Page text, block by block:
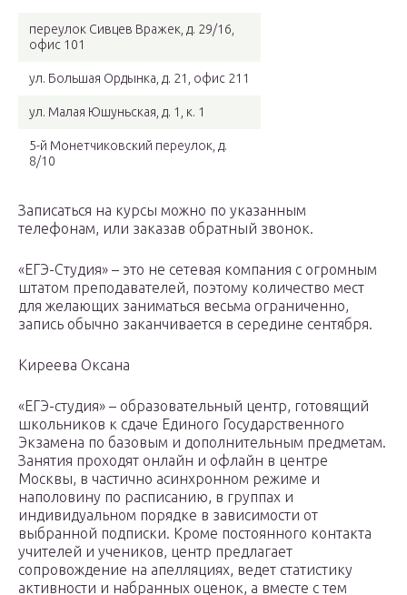
переулок Сивцев Вражек, д. 29/16,
офис 101
ул. Большая Ордынка, д. 21, офис 211
ул. Малая Юшуньская, д. 1, к. 1
5-й Монетчиковский переулок, д.
8/10
Записаться на курсы можно по указанным
телефонам, или заказав обратный звонок.
«ЕГЭ-Студия» – это не сетевая компания с огромным
штатом преподавателей, поэтому количество мест
для желающих заниматься весьма ограниченно,
запись обычно заканчивается в середине сентября.
Киреева Оксана
«ЕГЭ-студия» – образовательный центр, готовящий
школьников к сдаче Единого Государственного
Экзамена по базовым и дополнительным предметам.
Занятия проходят онлайн и офлайн в центре
Москвы, в частично асинхронном режиме и
наполовину по расписанию, в группах и
индивидуальном порядке в зависимости от
выбранной подписки. Кроме постоянного контакта
учителей и учеников, центр предлагает
сопровождение на апелляциях, ведет статистику
активности и набранных оценок, а вместе с тем